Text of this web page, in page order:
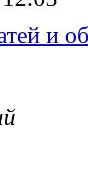
и